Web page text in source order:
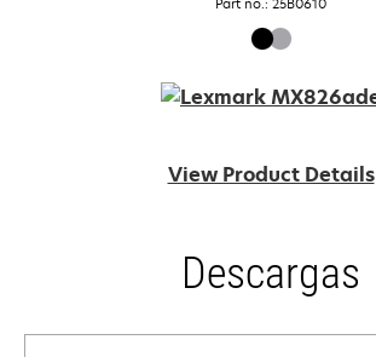
View Product Details
Descargas